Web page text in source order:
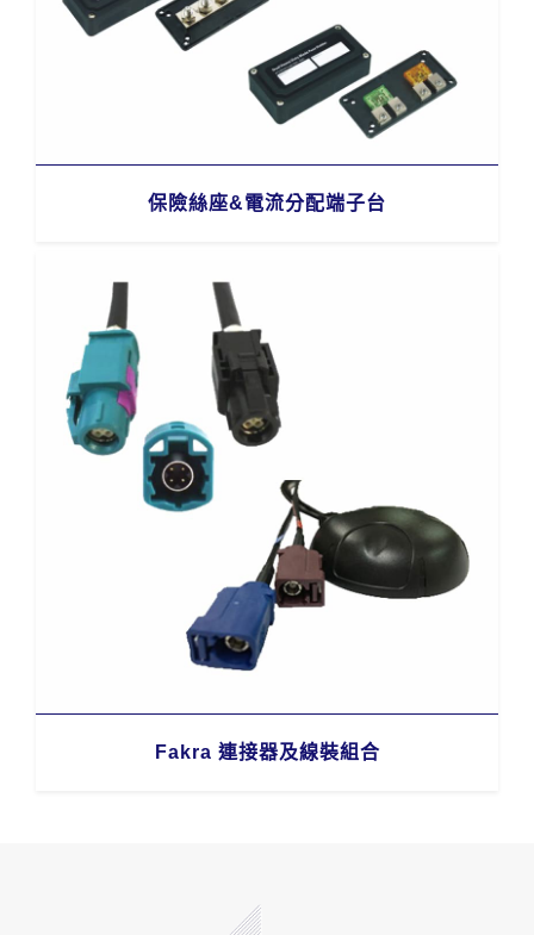
保險絲座&電流分配端子台
Fakra 連接器及線裝組合